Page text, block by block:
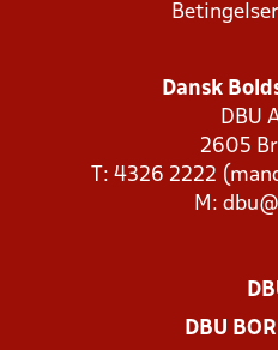
Dansk
DBU
2605
T: 4326 2222
M:
DBU